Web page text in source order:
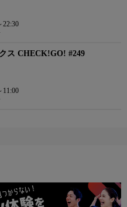
22:30
ス CHECK!GO! #249
11:00